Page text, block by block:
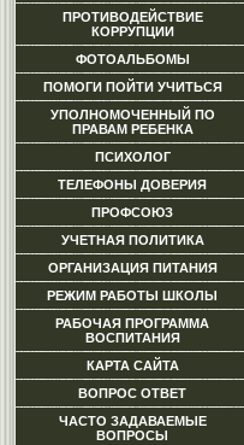
ПРОТИВОДЕЙСТВИЕ
КОРРУПЦИИ
ФОТОАЛЬБОМЫ
ПОМОГИ ПОЙТИ УЧИТЬСЯ
УПОЛНОМОЧЕННЫЙ ПО
ПРАВАМ РЕБЕНКА
ПСИХОЛОГ
ТЕЛЕФОНЫ ДОВЕРИЯ
ПРОФСОЮЗ
УЧЕТНАЯ ПОЛИТИКА
ОРГАНИЗАЦИЯ ПИТАНИЯ
РЕЖИМ РАБОТЫ ШКОЛЫ
РАБОЧАЯ ПРОГРАММА
ВОСПИТАНИЯ
КАРТА САЙТА
ВОПРОС ОТВЕТ
ЧАСТО ЗАДАВАЕМЫЕ
ВОПРОСЫ